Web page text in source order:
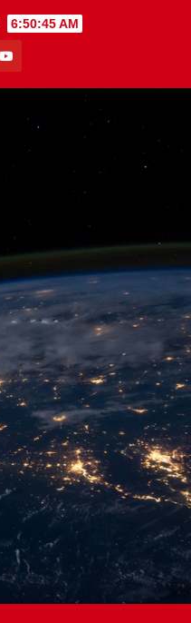
6:50:46 AM